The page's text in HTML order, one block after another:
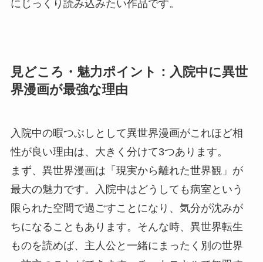
にじっくり読み込みたい作品です。
見どころ・魅力ポイント：入院中に異世
界漫画が最強な理由
入院中の暇つぶしとして異世界漫画がこれほど相
性が良い理由は、大きく分けて3つあります。
まず、異世界漫画は「現実から離れた世界観」が
最大の魅力です。入院中はどうしても病室という
限られた空間で過ごすことになり、気分が沈みが
ちになることもあります。そんな時、異世界転生
ものを読めば、主人公と一緒にまったく別の世界